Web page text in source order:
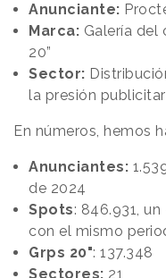
Anunciante:
Marca: Galería del
20”
Sector:
la presión
En números, hemos
Anunciantes:
de 2024
Spots: 846.931,
con el mismo
Grps 20": 137.348
Sectores: 21